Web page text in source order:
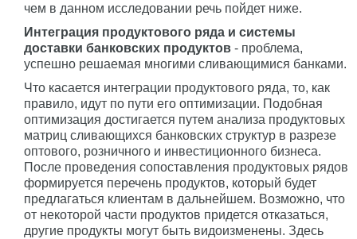
чем в данном исследовании речь пойдет ниже.
Интеграция продуктового ряда и системы
доставки банковских продуктов - проблема,
успешно решаемая многими сливающимися банками.
Что касается интеграции продуктового ряда, то, как
правило, идут по пути его оптимизации. Подобная
оптимизация достигается путем анализа продуктовых
матриц сливающихся банковских структур в разрезе
оптового, розничного и инвестиционного бизнеса.
После проведения сопоставления продуктовых рядов
формируется перечень продуктов, который будет
предлагаться клиентам в дальнейшем. Возможно, что
от некоторой части продуктов придется отказаться,
другие продукты могут быть видоизменены. Здесь